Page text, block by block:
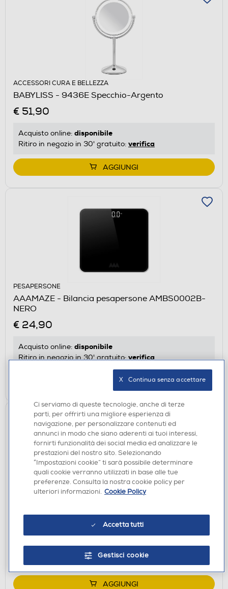
ACCESSORI CURA E BELLEZZA
BABYLISS - 9436E Specchio-Argento
€ 51,90
Acquisto online: disponibile
Ritiro in negozio in 30' gratuito: verifica
AGGIUNGI
PESAPERSONE
AAAMAZE - Bilancia pesapersone AMBS0002B-
NERO
€ 24,90
Acquisto online: disponibile
Ritiro in negozio in 30' gratuito:verifica
AGGIUNGI
disponibile
Ritiro in negozio in 30' gratuito: verifica
AGGIUNGI
Ci serviamo di queste tecnologie, anche di terze
parti, per offrirti una migliore esperienza di
navigazione, per personalizzare contenuti ed
annunci in modo che siano aderenti ai tuoi interessi,
fornirti funzionalità dei social media ed analizzare le
prestazioni del nostro sito. Selezionando
“Impostazioni cookie” ti sarà possibile determinare
quali cookie verranno utilizzati in base alle tue
preferenze. Consulta la nostra cookie policy per
ulteriori informazioni. Cookie Policy
Accetta tutti
Gestisci cookie
X   Continua senza accettare